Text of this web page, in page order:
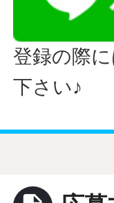
登録の際
下さい♪